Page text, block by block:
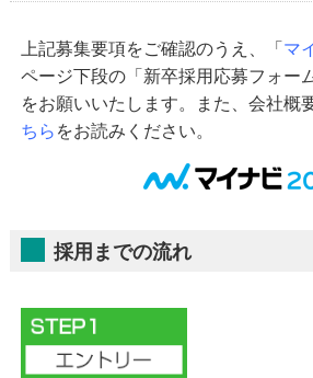
上記募集要項をご確認のうえ、「マ
ページ下段の「新卒採用応募フォー
をお願いいたします。また、会社概
ちらをお読みください。
採用までの流れ